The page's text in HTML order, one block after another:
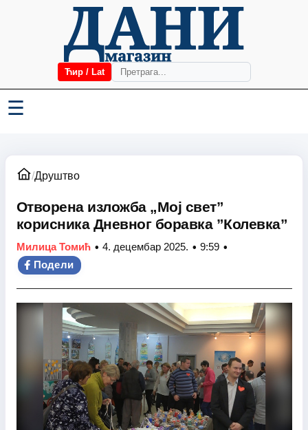
Ћир / Lat
☰
/Друштво
Отворена изложба „Мој свет”
корисника Дневног боравка ”Колевка”
Милица Томић • 4. децембар 2025. • 9:59 •
Подели